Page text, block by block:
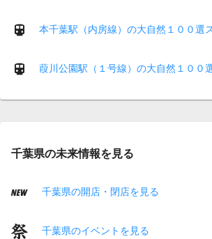
本千葉駅（内房線）の大自然１００選
葭川公園駅（１号線）の大自然１００
千葉県の未来情報を見る
千葉県の開店・閉店を見る
千葉県のイベントを見る